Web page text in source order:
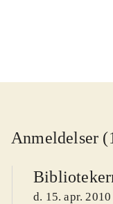
Anmeldelser
d. 15. apr. 2010